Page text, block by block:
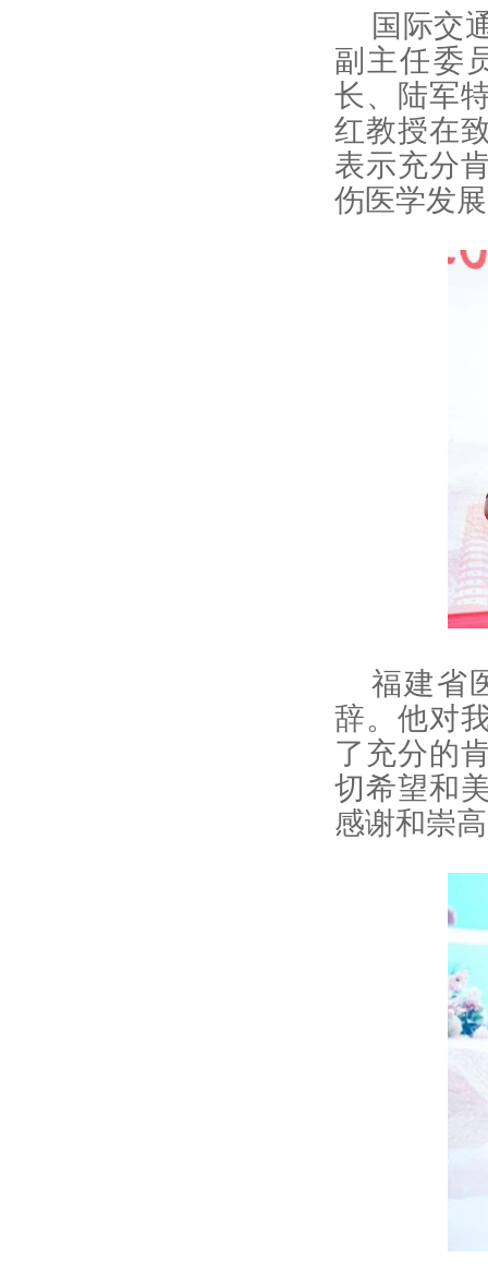
国际交
副主任委
长、陆军
红教授在
表示充分
伤医学发
福建省
辞。他对
了充分的
切希望和
感谢和崇